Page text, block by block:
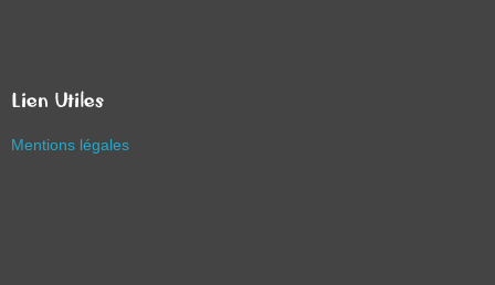
Lien Utiles
Mentions légales